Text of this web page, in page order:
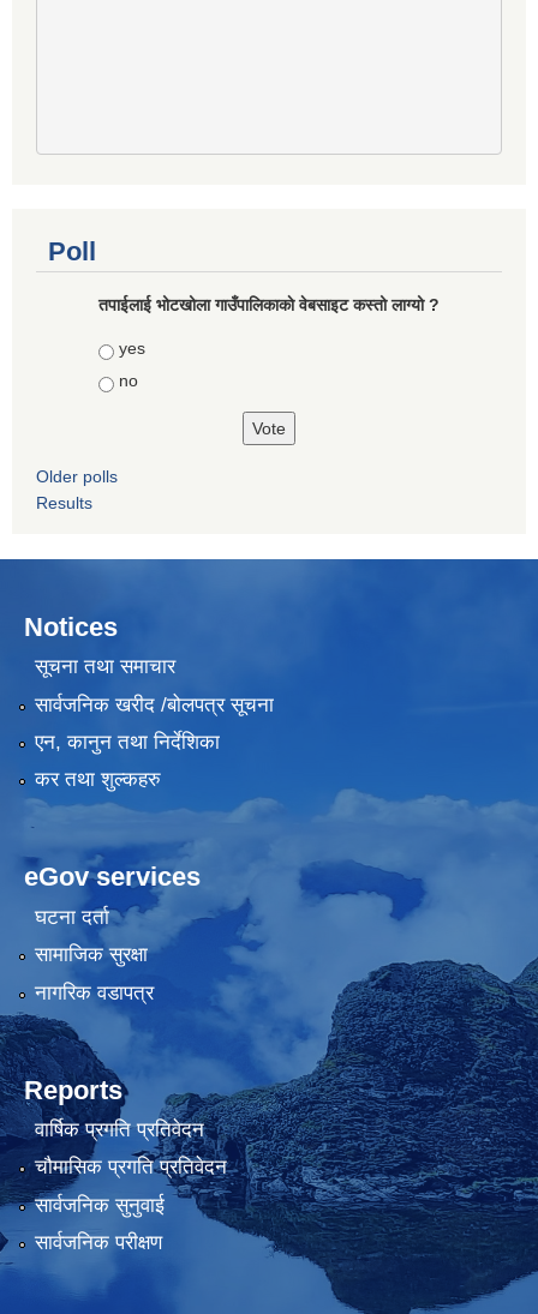
Poll
तपाईलाई भोटखोला गाउँपालिकाकाे वेबसाइट कस्तो लाग्यो ?
Choices
yes
no
Older polls
Results
Notices
सूचना तथा समाचार
सार्वजनिक खरीद /बोलपत्र सूचना
एन, कानुन तथा निर्देशिका
कर तथा शुल्कहरु
eGov services
घटना दर्ता
सामाजिक सुरक्षा
नागरिक वडापत्र
Reports
वार्षिक प्रगति प्रतिवेदन
चौमासिक प्रगति प्रतिवेदन
सार्वजनिक सुनुवाई
सार्वजनिक परीक्षण